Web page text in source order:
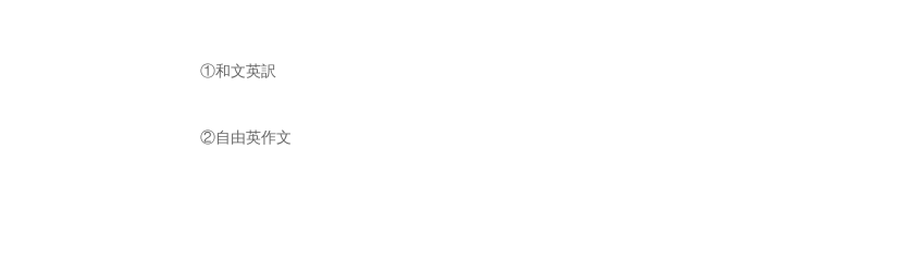
①和文英訳
②自由英作文